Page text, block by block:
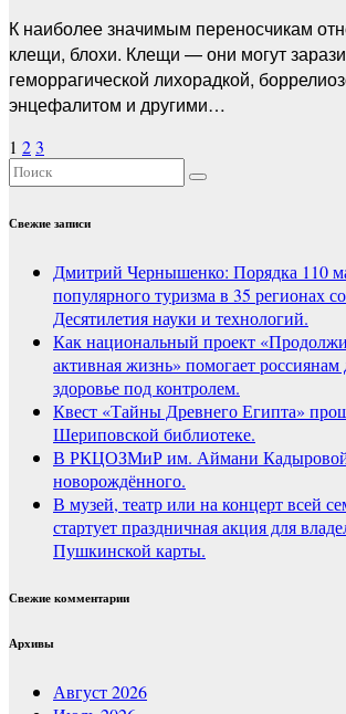
К наиболее значимым переносчикам
клещи, блохи. Клещи — они могут
геморрагической лихорадкой,
энцефалитом и другими…
Пагинация
записей
1 23
Свежие записи
Дмитрий Чернышенко: Порядка 110
популярного туризма в 35 регионах
Десятилетия науки и технологий.
Как национальный проект
активная жизнь» помогает россиянам
здоровье под контролем.
Квест «Тайны Древнего Египта»
Шериповской библиотеке.
В РКЦОЗМиР им. Аймани Кадыровой
новорождённого.
В музей, театр или на концерт всей
стартует праздничная акция для
Пушкинской карты.
Свежие комментарии
Архивы
Август 2026